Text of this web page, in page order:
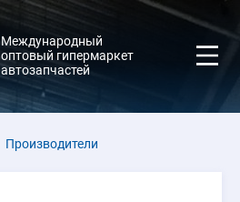
Международный
оптовый гипермаркет
автозапчастей
Производители